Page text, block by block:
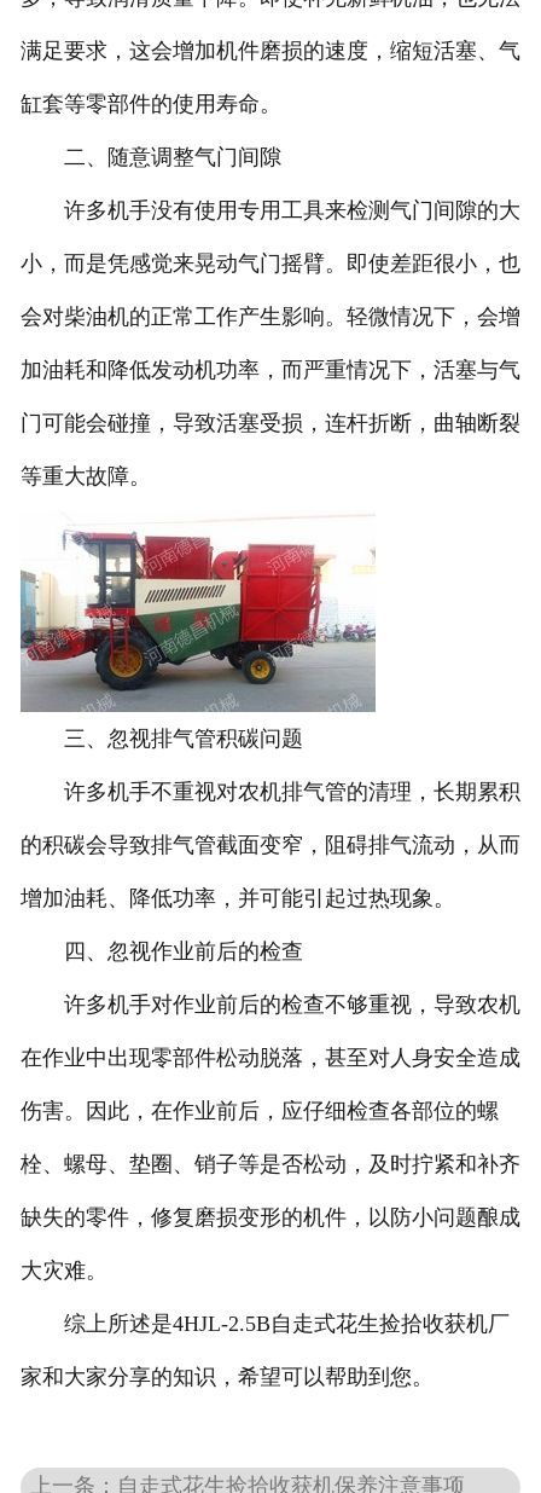
满足要求，这会增加机件磨损的速度，缩短活塞、气
缸套等零部件的使用寿命。
二、随意调整气门间隙
许多机手没有使用专用工具来检测气门间隙的大
小，而是凭感觉来晃动气门摇臂。即使差距很小，也
会对柴油机的正常工作产生影响。轻微情况下，会增
加油耗和降低发动机功率，而严重情况下，活塞与气
门可能会碰撞，导致活塞受损，连杆折断，曲轴断裂
等重大故障。
三、忽视排气管积碳问题
许多机手不重视对农机排气管的清理，长期累积
的积碳会导致排气管截面变窄，阻碍排气流动，从而
增加油耗、降低功率，并可能引起过热现象。
四、忽视作业前后的检查
许多机手对作业前后的检查不够重视，导致农机
在作业中出现零部件松动脱落，甚至对人身安全造成
伤害。因此，在作业前后，应仔细检查各部位的螺
栓、螺母、垫圈、销子等是否松动，及时拧紧和补齐
缺失的零件，修复磨损变形的机件，以防小问题酿成
大灾难。
综上所述是4HJL-2.5B自走式花生捡拾收获机厂
家和大家分享的知识，希望可以帮助到您。
上一条：自走式花生捡拾收获机保养注意事项